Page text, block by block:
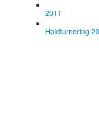
2011
Holdturnering